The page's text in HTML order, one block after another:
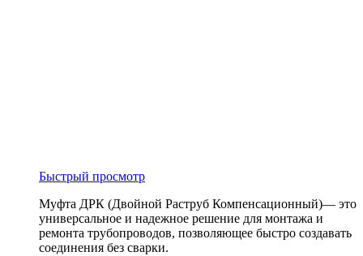
Быстрый просмотр
Муфта ДРК (Двойной Раструб Компенсационный)— это
универсальное и надежное решение для монтажа и
ремонта трубопроводов, позволяющее быстро создавать
соединения без сварки.